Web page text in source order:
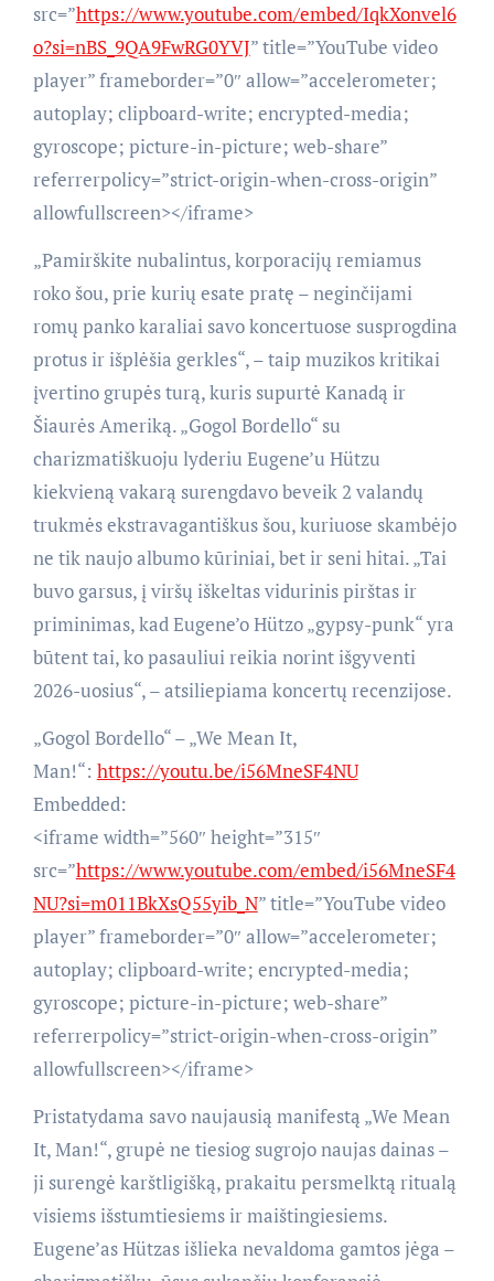
src=”https://www.youtube.com/embed/IqkXonvel6
o?si=nBS_9QA9FwRG0YVJ” title=”YouTube video
player” frameborder=”0″ allow=”accelerometer;
autoplay; clipboard-write; encrypted-media;
gyroscope; picture-in-picture; web-share”
referrerpolicy=”strict-origin-when-cross-origin”
allowfullscreen></iframe>
„Pamirškite nubalintus, korporacijų remiamus
roko šou, prie kurių esate pratę – neginčijami
romų panko karaliai savo koncertuose susprogdina
protus ir išplėšia gerkles“, – taip muzikos kritikai
įvertino grupės turą, kuris supurtė Kanadą ir
Šiaurės Ameriką. „Gogol Bordello“ su
charizmatiškuoju lyderiu Eugene’u Hützu
kiekvieną vakarą surengdavo beveik 2 valandų
trukmės ekstravagantiškus šou, kuriuose skambėjo
ne tik naujo albumo kūriniai, bet ir seni hitai. „Tai
buvo garsus, į viršų iškeltas vidurinis pirštas ir
priminimas, kad Eugene’o Hützo „gypsy-punk“ yra
būtent tai, ko pasauliui reikia norint išgyventi
2026-uosius“, – atsiliepiama koncertų recenzijose.
„Gogol Bordello“ – „We Mean It,
Man!“: https://youtu.be/i56MneSF4NU
Embedded:
<iframe width=”560″ height=”315″
src=”https://www.youtube.com/embed/i56MneSF4
NU?si=m011BkXsQ55yib_N” title=”YouTube video
player” frameborder=”0″ allow=”accelerometer;
autoplay; clipboard-write; encrypted-media;
gyroscope; picture-in-picture; web-share”
referrerpolicy=”strict-origin-when-cross-origin”
allowfullscreen></iframe>
Pristatydama savo naujausią manifestą „We Mean
It, Man!“, grupė ne tiesiog sugrojo naujas dainas –
ji surengė karštligišką, prakaitu persmelktą ritualą
visiems išstumtiesiems ir maištingiesiems.
Eugene’as Hützas išlieka nevaldoma gamtos jėga –